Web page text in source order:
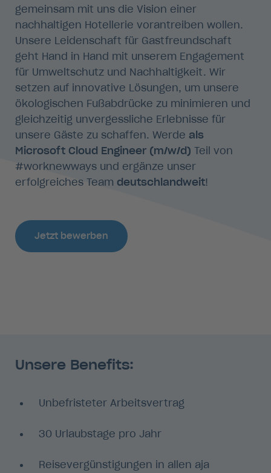
gemeinsam mit uns die Vision einer
nachhaltigen Hotellerie vorantreiben wollen.
Unsere Leidenschaft für Gastfreundschaft
geht Hand in Hand mit unserem Engagement
für Umweltschutz und Nachhaltigkeit. Wir
setzen auf innovative Lösungen, um unsere
ökologischen Fußabdrücke zu minimieren und
gleichzeitig unvergessliche Erlebnisse für
unsere Gäste zu schaffen. Werde als
Microsoft Cloud Engineer (m/w/d) Teil von
#worknewways und ergänze unser
erfolgreiches Team deutschlandweit!
Jetzt bewerben
Unsere Benefits:
Unbefristeter Arbeitsvertrag
30 Urlaubstage pro Jahr
Reisevergünstigungen in allen aja